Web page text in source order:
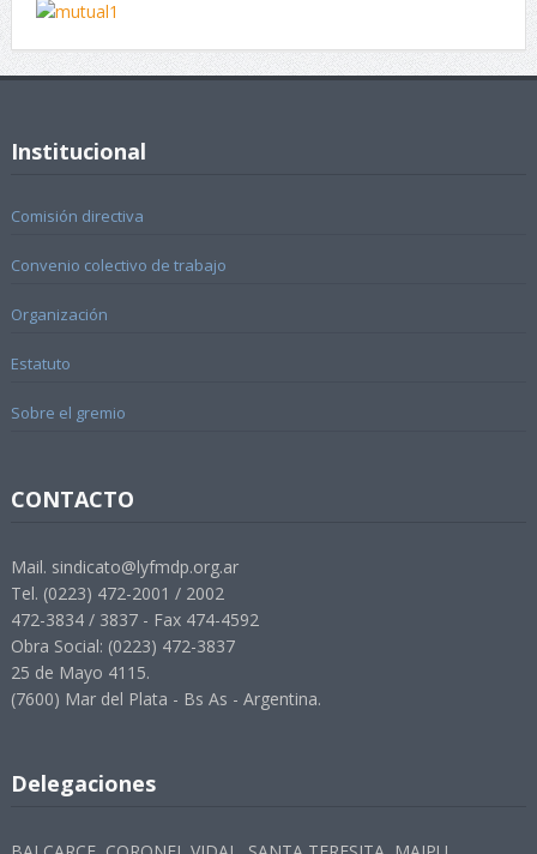
Institucional
Comisión directiva
Convenio colectivo de trabajo
Organización
Estatuto
Sobre el gremio
CONTACTO
Mail. sindicato@lyfmdp.org.ar
Tel. (0223) 472-2001 / 2002
472-3834 / 3837 - Fax 474-4592
Obra Social: (0223) 472-3837
25 de Mayo 4115.
(7600) Mar del Plata - Bs As - Argentina.
Delegaciones